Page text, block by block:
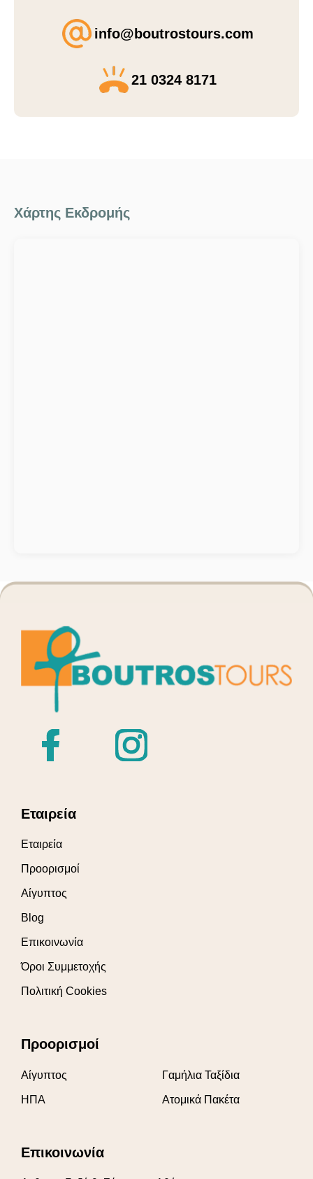
info@boutrostours.com
21 0324 8171
Χάρτης Εκδρομής
Εταιρεία
Εταιρεία
Προορισμοί
Αίγυπτος
Blog
Επικοινωνία
Όροι Συμμετοχής
Πολιτική Cookies
Προορισμοί
Αίγυπτος
ΗΠΑ
Γαμήλια Ταξίδια
Ατομικά Πακέτα
Επικοινωνία